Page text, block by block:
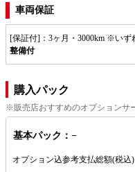
車両保証
[保証付]：3ヶ月・3000km ※いず
整備付
購入パック
※販売店おすすめのオプションサ
基本パック：−
オプション込参考支払総額(税込)